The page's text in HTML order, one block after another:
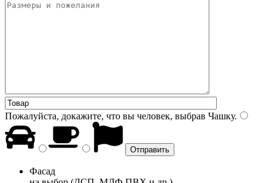
Пожалуйста, докажите, что вы человек, выбрав Чашку.
Фасад